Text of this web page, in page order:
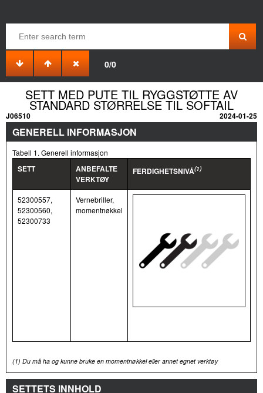
0/0
SETT MED PUTE TIL RYGGSTØTTE AV
STANDARD STØRRELSE TIL SOFTAIL
J06510 2024-01-25
GENERELL INFORMASJON
Tabell 1. Generell informasjon
SETT
ANBEFALTE
VERKTØY
FERDIGHETSNIVÅ(1)
52300557,
52300560,
52300733
Vernebriller,
momentnøkkel
(1) Du må ha og kunne bruke en momentnøkkel eller annet egnet verktøy
SETTETS INNHOLD